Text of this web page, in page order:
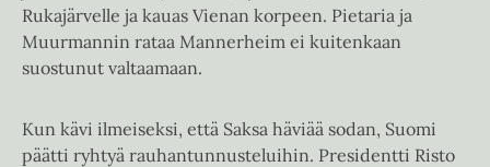
Rukajärvelle ja kauas Vienan korpeen. Pietaria ja
Muurmannin rataa Mannerheim ei kuitenkaan
suostunut valtaamaan.
Kun kävi ilmeiseksi, että Saksa häviää sodan, Suomi
päätti ryhtyä rauhantunnusteluihin. Presidentti Risto